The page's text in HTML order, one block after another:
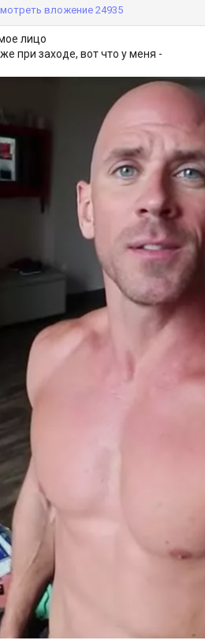
вложение 24935
лицо
при заходе, вот что у меня -